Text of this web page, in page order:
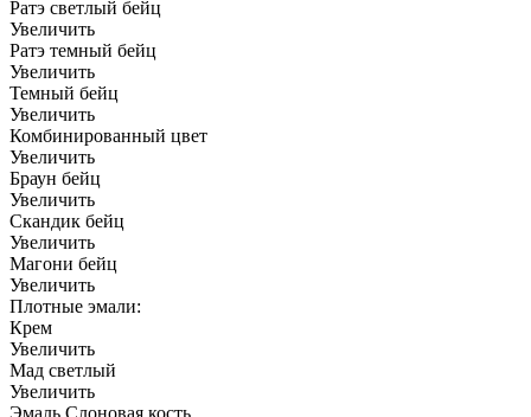
Ратэ светлый бейц
Увеличить
Ратэ темный бейц
Увеличить
Темный бейц
Увеличить
Комбинированный цвет
Увеличить
Браун бейц
Увеличить
Скандик бейц
Увеличить
Магони бейц
Увеличить
Плотные эмали:
Крем
Увеличить
Мад светлый
Увеличить